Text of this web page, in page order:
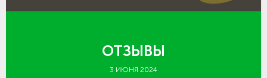
ОТЗЫВЫ
3 ИЮНЯ 2024